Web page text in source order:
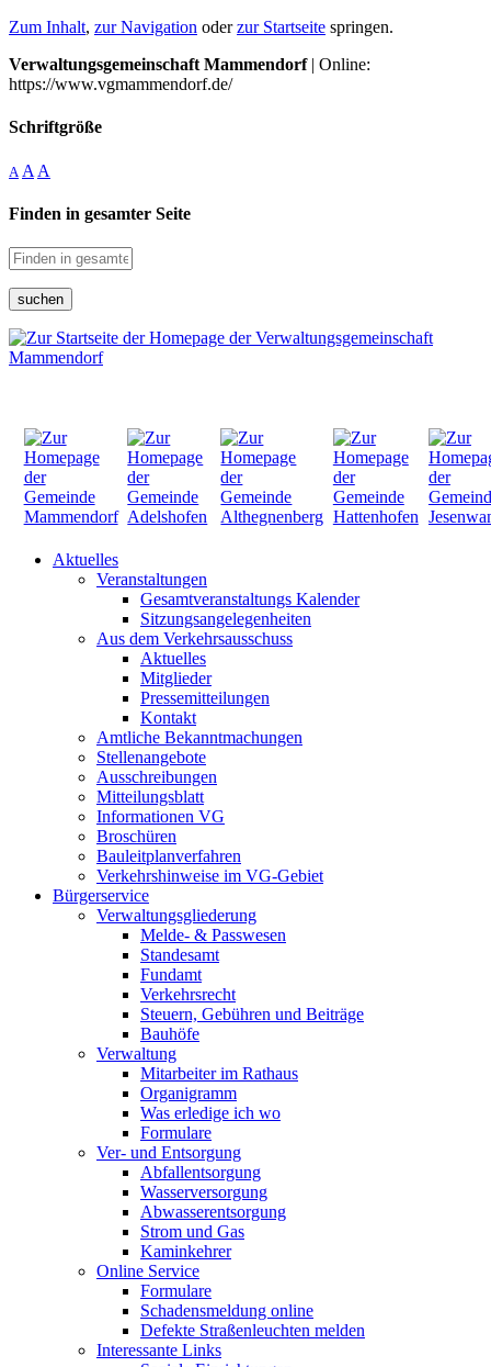
Zum Inhalt, zur Navigation oderzur Startseite springen.
Verwaltungsgemeinschaft Mammendorf| Online:
https://www.vgmammendorf.de/
Schriftgröße
A A A
Finden in gesamter Seite
suchen
Aktuelles
Veranstaltungen
Gesamtveranstaltungs Kalender
Sitzungsangelegenheiten
Aus dem Verkehrsausschuss
Aktuelles
Mitglieder
Pressemitteilungen
Kontakt
Amtliche Bekanntmachungen
Stellenangebote
Ausschreibungen
Mitteilungsblatt
Informationen VG
Broschüren
Bauleitplanverfahren
Verkehrshinweise im VG-Gebiet
Bürgerservice
Verwaltungsgliederung
Melde- & Passwesen
Standesamt
Fundamt
Verkehrsrecht
Steuern, Gebühren und Beiträge
Bauhöfe
Verwaltung
Mitarbeiter im Rathaus
Organigramm
Was erledige ich wo
Formulare
Ver- und Entsorgung
Abfallentsorgung
Wasserversorgung
Abwasserentsorgung
Strom und Gas
Kaminkehrer
Online Service
Formulare
Schadensmeldung online
Defekte Straßenleuchten melden
Interessante Links